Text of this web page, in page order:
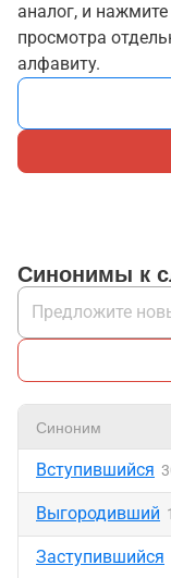
аналог, и
просмотра
алфавиту.
Синонимы к
Синоним
Вступившийся
Выгородивший
Заступившийся